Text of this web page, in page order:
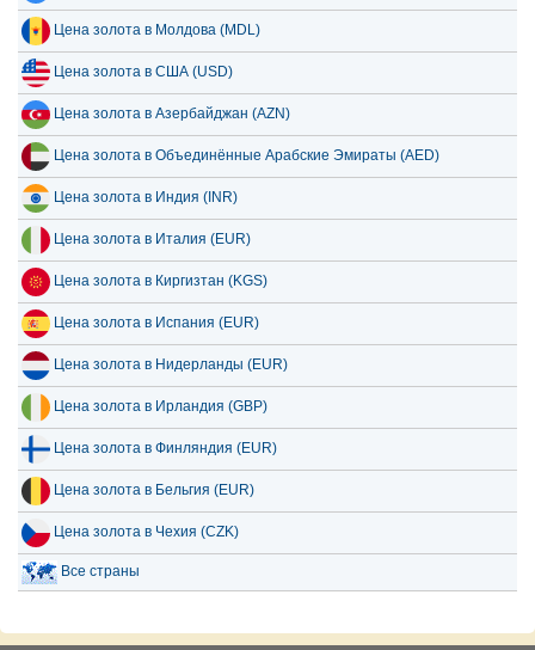
Цена золота в Молдова (MDL)
Цена золота в США (USD)
Цена золота в Азербайджан (AZN)
Цена золота в Объединённые Арабские Эмираты (AED)
Цена золота в Индия (INR)
Цена золота в Италия (EUR)
Цена золота в Киргизтан (KGS)
Цена золота в Испания (EUR)
Цена золота в Нидерланды (EUR)
Цена золота в Ирландия (GBP)
Цена золота в Финляндия (EUR)
Цена золота в Бельгия (EUR)
Цена золота в Чехия (CZK)
Все страны